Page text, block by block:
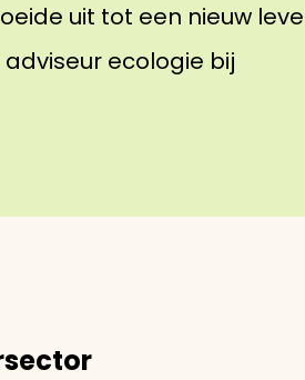
uit tot een nieuw
ecologie bij